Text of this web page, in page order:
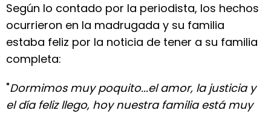
Según lo contado por la periodista, los hechos
ocurrieron en la madrugada y su familia
estaba feliz por la noticia de tener a su familia
completa:
"Dormimos muy poquito...el amor, la justicia y
el día feliz llego, hoy nuestra familia está muy